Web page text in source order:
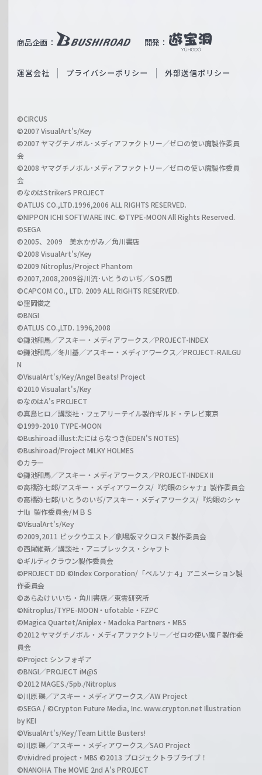
ß
c
a
r
z
商品企画： 開発：
b
O
i
l
h
a
n
l
運営会社 プライバシーポリシー 外部送信ポリシー
©CIRCUS
©2007 VisualArt's/Key
©2007 ヤマグチノボル･メディアファクトリー／ゼロの使い魔製作委員
会
©2008 ヤマグチノボル･メディアファクトリー／ゼロの使い魔製作委員
会
©なのはStrikerS PROJECT
©ATLUS CO.,LTD.1996,2006 ALL RIGHTS RESERVED.
©NIPPON ICHI SOFTWARE INC. ©TYPE-MOON All Rights Reserved.
©SEGA
©2005、2009 美水かがみ／角川書店
©2008 VisualArt's/Key
©2009 Nitroplus/Project Phantom
©2007,2008,2009谷川流･いとうのいぢ／SOS団
©CAPCOM CO., LTD. 2009 ALL RIGHTS RESERVED.
©窪岡俊之
©BNGI
©ATLUS CO.,LTD. 1996,2008
©鎌池和馬／アスキー・メディアワークス／PROJECT-INDEX
©鎌池和馬／冬川基／アスキー・メディアワークス／PROJECT-RAILGU
N
©VisualArt's/Key/Angel Beats! Project
©2010 Visualart's/Key
©なのはA's PROJECT
©真島ヒロ／講談社・フェアリーテイル製作ギルド・テレビ東京
©1999-2010 TYPE-MOON
©Bushiroad illust:たにはらなつき(EDEN'S NOTES)
©Bushiroad/Project MILKY HOLMES
©カラー
©鎌池和馬／アスキー・メディアワークス／PROJECT-INDEX II
©高橋弥七郎/アスキー・メディアワークス/『灼眼のシャナ』製作委員会
©高橋弥七郎/いとうのいぢ/アスキー・メディアワークス/『灼眼のシャ
ナII』製作委員会/ＭＢＳ
©VisualArt's/Key
©2009,2011 ビックウエスト／劇場版マクロスＦ製作委員会
©西尾維新／講談社・アニプレックス・シャフト
©ギルティクラウン製作委員会
©PROJECT DD ©Index Corporation/「ペルソナ４」アニメーション製
作委員会
©あらゐけいいち・角川書店／東雲研究所
©Nitroplus/TYPE-MOON・ufotable・FZPC
©Magica Quartet/Aniplex・Madoka Partners・MBS
©2012 ヤマグチノボル・メディアファクトリー／ゼロの使い魔Ｆ製作委
員会
©Project シンフォギア
©BNGI／PROJECT iM@S
©2012 MAGES./5pb./Nitroplus
©川原 礫／アスキー・メディアワークス／AW Project
©SEGA / ©Crypton Future Media, Inc. www.crypton.net Illustration
by KEI
©VisualArt's/Key/Team Little Busters!
©川原 礫／アスキー・メディアワークス／SAO Project
©vividred project・MBS ©2013 プロジェクトラブライブ！
©NANOHA The MOVIE 2nd A's PROJECT